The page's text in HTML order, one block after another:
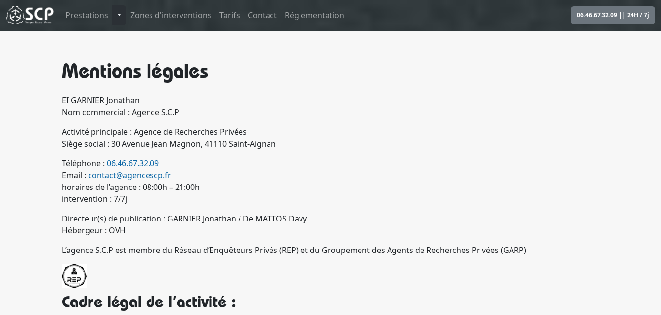
Prestations Toggle Dropdown
Zones d'interventions Tarifs Contact Réglementation 06.46.67.32.09 || 24H / 7j
Mentions légales
EI GARNIER Jonathan
Nom commercial : Agence S.C.P
Activité principale : Agence de Recherches Privées
Siège social : 30 Avenue Jean Magnon, 41110 Saint-Aignan
Téléphone : 06.46.67.32.09
Email : contact@agencescp.fr
horaires de l’agence : 08:00h – 21:00h
intervention : 7/7j
Directeur(s) de publication : GARNIER Jonathan / De MATTOS Davy
Hébergeur : OVH
L’agence S.C.P est membre du Réseau d’Enquêteurs Privés (REP) et du Groupement des Agents de Recherches Privées (GARP)
Cadre légal de l’activité :